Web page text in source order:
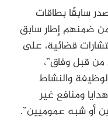
سابقًا بطاقات
ضمنهم إطار سابق
قضائية، على
قبل وفاق”،
والنشاط
ومنافع غير
أو شبه عموميين”.